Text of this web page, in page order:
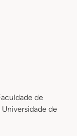
de
de